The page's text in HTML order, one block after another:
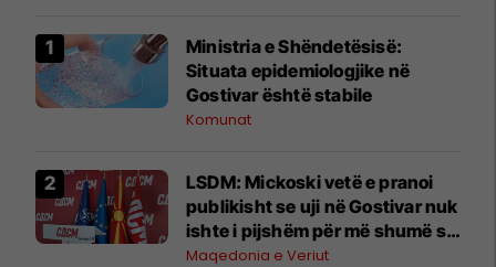
Ministria e Shëndetësisë:
Situata epidemiologjike në
Gostivar është stabile
Komunat
LSDM: Mickoski vetë e pranoi
publikisht se uji në Gostivar nuk
ishte i pijshëm për më shumë se
dy vjet
Maqedonia e Veriut